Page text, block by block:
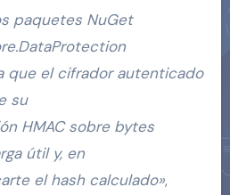
paquetes NuGet
que el cifrador autenticado
su
HMAC sobre bytes
útil y, en
el hash calculado»,